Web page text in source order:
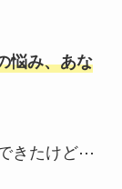
悩み、あな
きたけど⋯